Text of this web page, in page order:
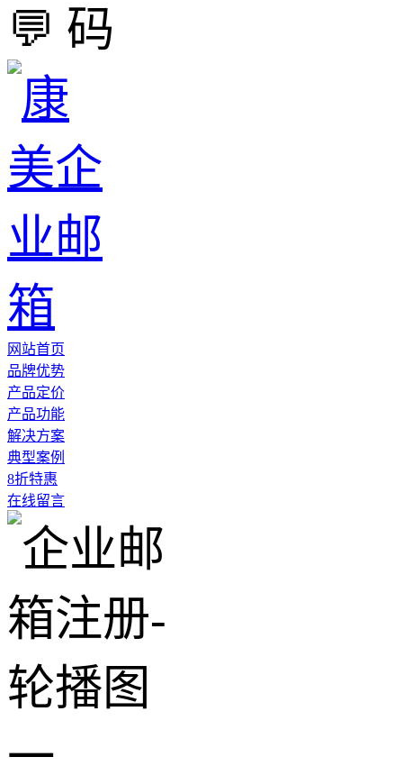
💬
网站首页
品牌优势
产品定价
产品功能
解决方案
典型案例
8折特惠
在线留言